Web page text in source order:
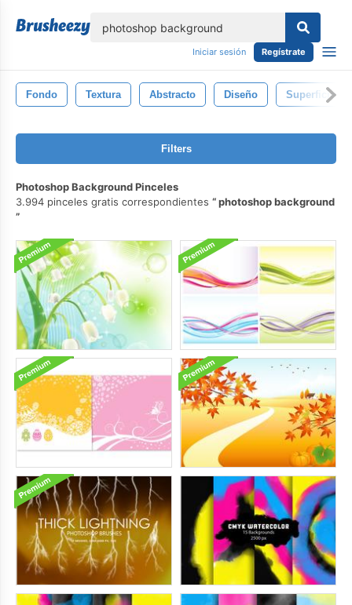
Iniciar sesión Regístrate
Fondo Textura Abstracto Diseño Superficie
Filters
Photoshop Background Pinceles
3.994 pinceles gratis correspondientes
photoshop background